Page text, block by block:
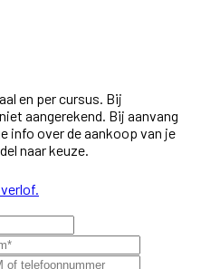
en per cursus. Bij
aangerekend. Bij aanvang
info over de aankoop van je
naar keuze.